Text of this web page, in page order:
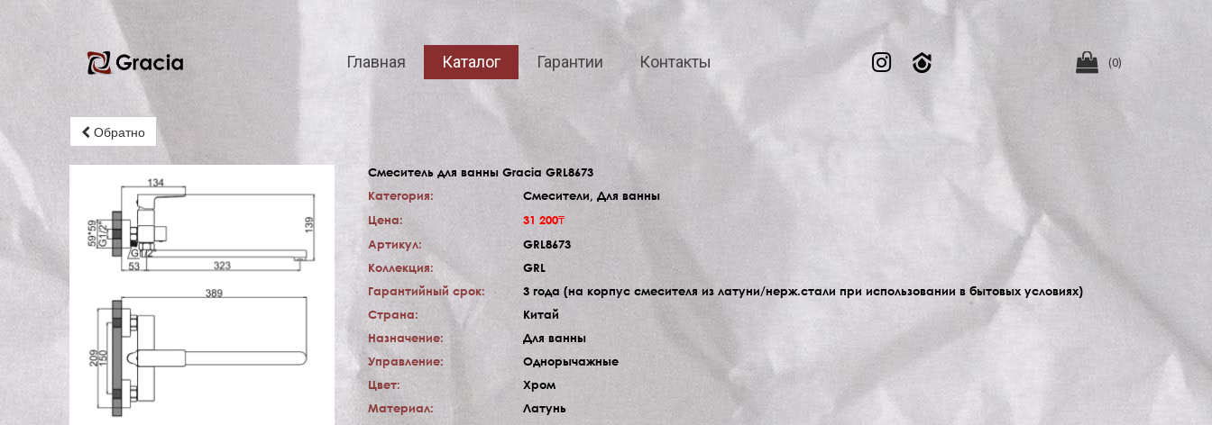
Главная Каталог Гарантии Контакты   (0)
Обратно
Смеситель для ванны Gracia GRL8673
Категория:
Смесители, Для ванны
Цена:
31 200₸
Артикул:
GRL8673
Коллекция:
GRL
Гарантийный срок:
3 года (на корпус смесителя из латуни/нерж.стали при использовании в бытовых условиях)
Страна:
Китай
Назначение:
Для ванны
Управление:
Однорычажные
Цвет:
Хром
Материал:
Латунь